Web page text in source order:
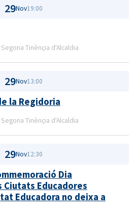
29Nov19:00
Segona Tinènçia d'Alcaldia
29Nov13:00
la Regidoria
Segona Tinènçia d'Alcaldia
29Nov12:30
Dia
Educadores
Educadora no deixa a